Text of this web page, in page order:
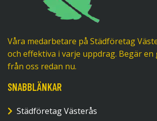
Våra medarbetare på Städföretag
och effektiva i varje uppdrag. Begär
från oss redan nu.
SNABBLÄNKAR
Städföretag Västerås